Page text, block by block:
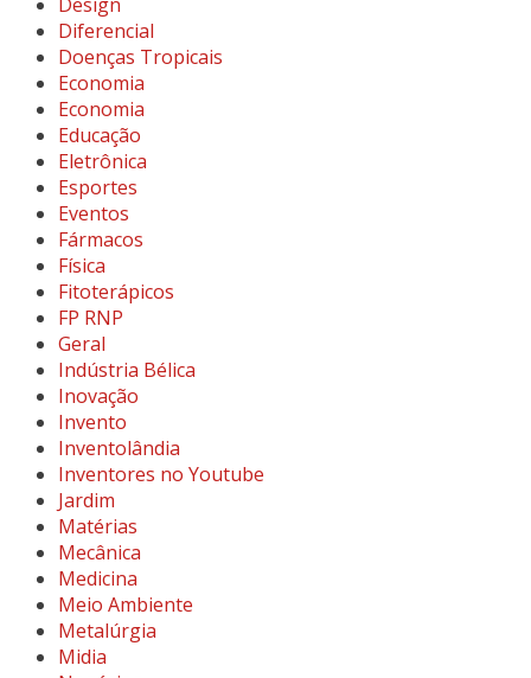
Design
Diferencial
Doenças Tropicais
Economia
Economia
Educação
Eletrônica
Esportes
Eventos
Fármacos
Física
Fitoterápicos
FP RNP
Geral
Indústria Bélica
Inovação
Invento
Inventolândia
Inventores no Youtube
Jardim
Matérias
Mecânica
Medicina
Meio Ambiente
Metalúrgia
Midia